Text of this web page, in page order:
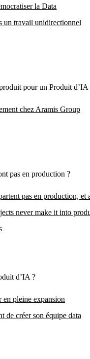
la Data
un travail unidirectionnel
pour un Produit d’IA
chez Aramis Group
pas en production ?
pas en production, et
never make it into
d’IA ?
en pleine expansion
de créer son équipe data